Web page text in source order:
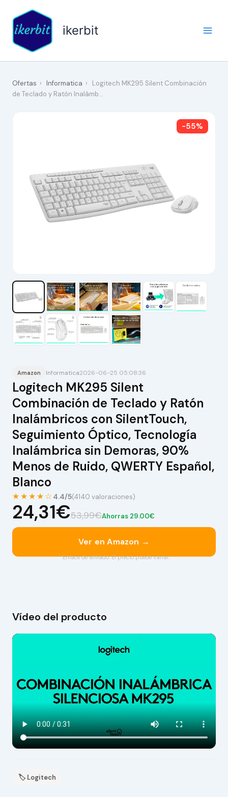
contenido
ikerbit
Ofertas › Informatica ›
Logitech MK295 Silent Combinación
de Teclado y Ratón Inalámb…
-55%
Amazon Informatica2026-06-25 05:08:36
Logitech MK295 Silent
Combinación de Teclado y Ratón
Inalámbricos con SilentTouch,
Seguimiento Óptico, Tecnología
Inalámbrica sin Demoras, 90%
Menos de Ruido, QWERTY Español,
Blanco
★★★★☆ 4.4/5(4140 valoraciones)
24,31€53,99€Ahorras 29.00€
Ver en Amazon →
* Enlace de afiliado. El precio puede variar.
Vídeo del producto
🏷 Logitech